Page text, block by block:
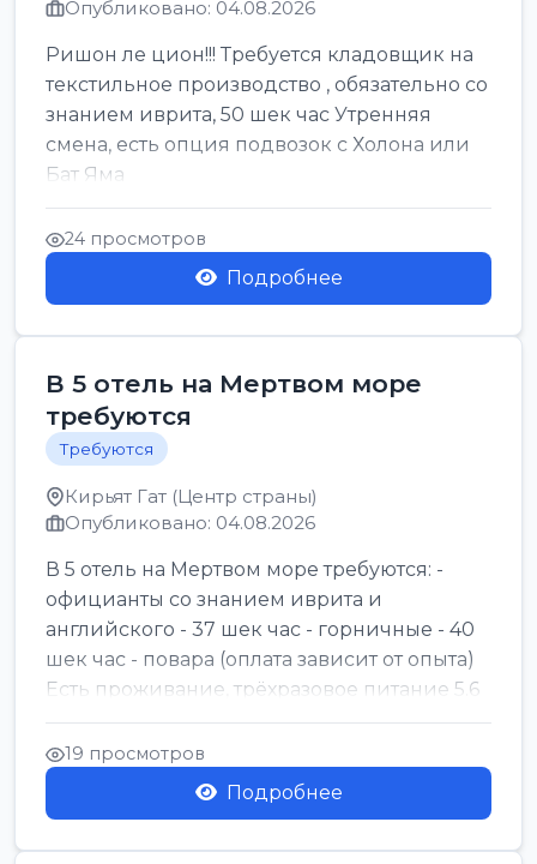
Опубликовано: 04.08.2026
Ришон ле цион!!! Требуется кладовщик на
текстильное производство , обязательно со
знанием иврита, 50 шек час Утренняя
смена, есть опция подвозок с Холона или
Бат Яма
24 просмотров
Подробнее
В 5 отель на Мертвом море
требуются
Требуются
Кирьят Гат (Центр страны)
Опубликовано: 04.08.2026
В 5 отель на Мертвом море требуются: -
официанты со знанием иврита и
английского - 37 шек час - горничные - 40
шек час - повара (оплата зависит от опыта)
Есть проживание, трёхразовое питание 5.6
шек в...
19 просмотров
Подробнее